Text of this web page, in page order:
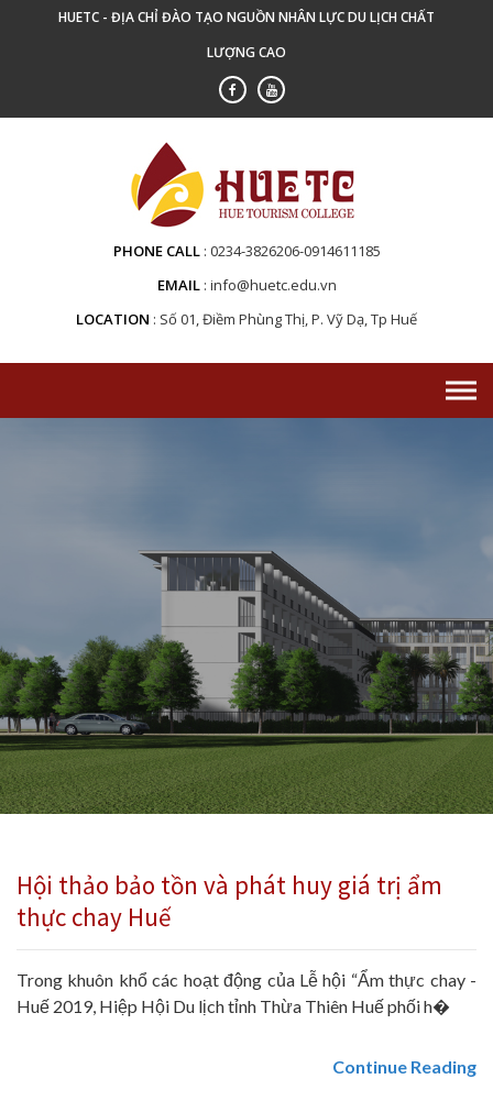
HUETC - ĐỊA CHỈ ĐÀO TẠO NGUỒN NHÂN LỰC DU LỊCH CHẤT
LƯỢNG CAO
PHONE CALL 0234-3826206-0914611185
EMAIL info@huetc.edu.vn
LOCATION
Số 01, Điềm Phùng Thị, P. Vỹ Dạ, Tp Huế
Hội thảo bảo tồn và phát huy giá trị ẩm
thực chay Huế
Trong khuôn khổ các hoạt động của Lễ hội “Ẩm thực chay -
Huế 2019, Hiệp Hội Du lịch tỉnh Thừa Thiên Huế phối h�
Continue Reading